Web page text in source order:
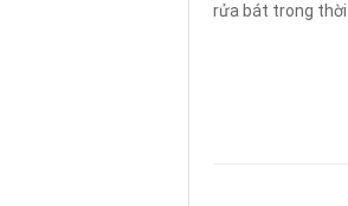
rửa bát trong thời